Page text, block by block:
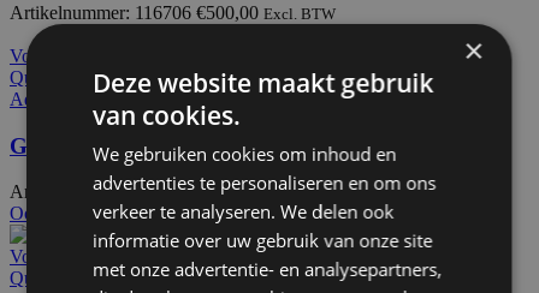
Artikelnummer: 116706 €500,00 Excl. BTW
Voeg toe aan offerteaanvraag
Quick view
Add to wishlist
Glaswand HxB108x104cm gehard glas op voeten
Artikelnummer: 116720 €344,50 Excl. BTW
Ook te huur
Voeg toe aan offerteaanvraag
Quick view
×
Deze website maakt gebruik
van cookies.
We gebruiken cookies om inhoud en
advertenties te personaliseren en om ons
verkeer te analyseren. We delen ook
informatie over uw gebruik van onze site
met onze advertentie- en analysepartners,